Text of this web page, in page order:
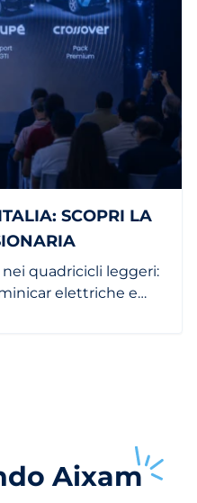
SCOPRI LA
nei quadricicli leggeri:
elettriche e
Aixam